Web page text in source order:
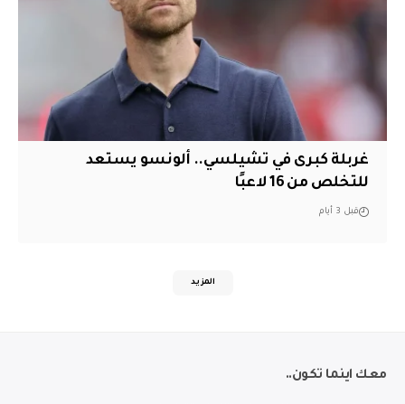
غربلة كبرى في تشيلسي.. ألونسو يستعد
للتخلص من 16 لاعبًا
قبل 3 أيام
المزيد
معك اينما تكون..